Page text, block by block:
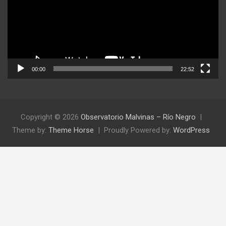
00:00 22:52
Copyright © 2026 Observatorio Malvinas – Río Negro
Theme by: Theme Horse Proudly Powered by: WordPress